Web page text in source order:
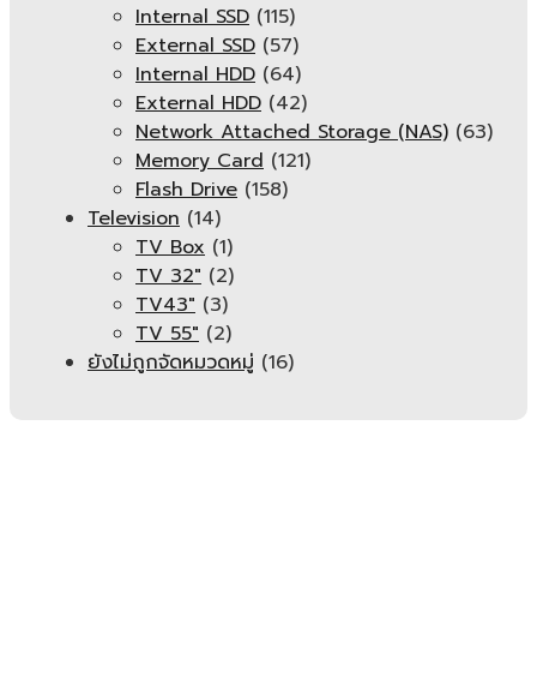
Internal SSD (115)
External SSD (57)
Internal HDD (64)
External HDD (42)
Network Attached Storage (NAS) (63)
Memory Card (121)
Flash Drive (158)
Television (14)
TV Box (1)
TV 32" (2)
TV43" (3)
TV 55" (2)
ยังไม่ถูกจัดหมวดหมู่ (16)